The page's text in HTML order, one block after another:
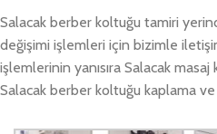
Salacak berber koltuğu tamiri
değişimi işlemleri için bizimle
işlemlerinin yanısıra Salacak
Salacak berber koltuğu kaplama